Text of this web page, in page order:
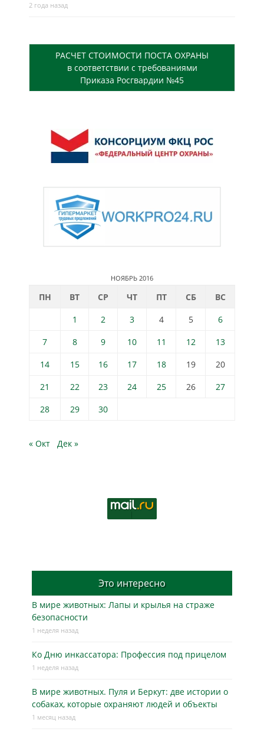
2 года назад
РАСЧЕТ СТОИМОСТИ ПОСТА ОХРАНЫ
в соответствии с требованиями
Приказа Росгвардии №45
НОЯБРЬ 2016
ПН ВТ СР ЧТ ПТ СБ
ВС
1
2 3 4 5
6
7
8 9 10 11 12
13
14
15 16 17 18 19
20
21
22 23 24 25 26
27
28
29 30
« Окт Дек »
Это интересно
В мире животных: Лапы и крылья на страже
безопасности
1 неделя назад
Ко Дню инкассатора: Профессия под прицелом
1 неделя назад
В мире животных. Пуля и Беркут: две истории о
собаках, которые охраняют людей и объекты
1 месяц назад